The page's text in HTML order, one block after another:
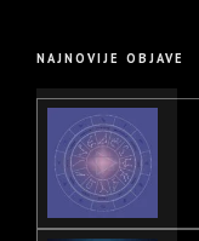
NAJNOVIJE OBJAVE